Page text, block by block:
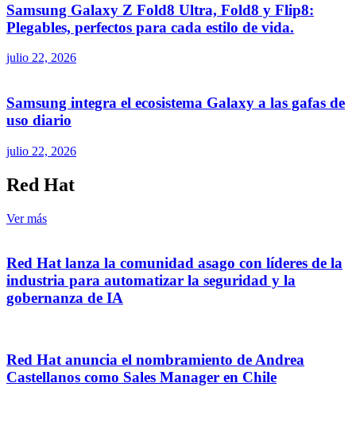
Samsung Galaxy Z Fold8 Ultra, Fold8 y Flip8:
Plegables, perfectos para cada estilo de vida.
julio 22, 2026
Samsung integra el ecosistema Galaxy a las gafas de
uso diario
julio 22, 2026
Red Hat
Ver más
Red Hat lanza la comunidad asago con líderes de la
industria para automatizar la seguridad y la
gobernanza de IA
Red Hat anuncia el nombramiento de Andrea
Castellanos como Sales Manager en Chile